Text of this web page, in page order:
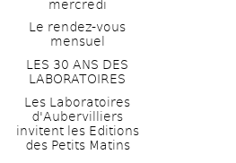
mercredi
Le rendez-vous
mensuel
LES 30 ANS DES
LABORATOIRES
Les Laboratoires
d'Aubervilliers
invitent les Editions
des Petits Matins